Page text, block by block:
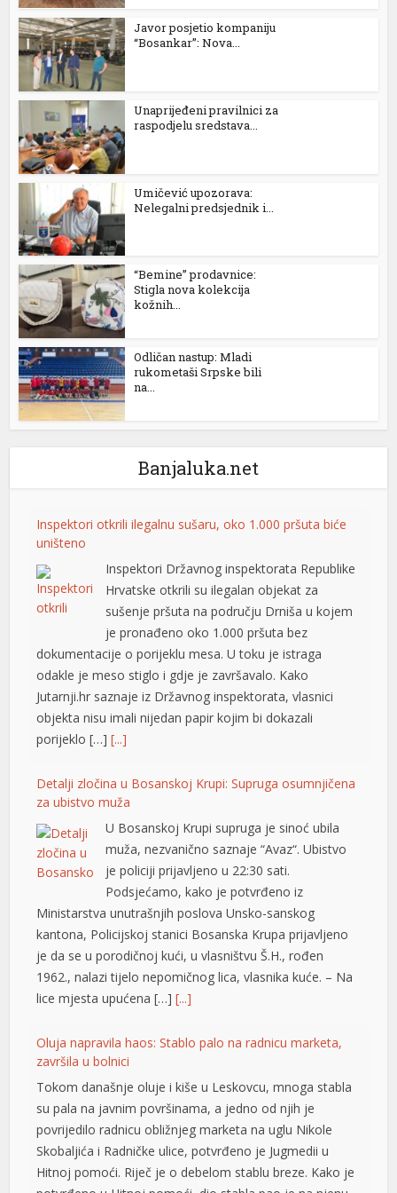
Javor posjetio kompaniju
“Bosankar”: Nova...
Unaprijeđeni pravilnici za
raspodjelu sredstava...
Umičević upozorava:
Nelegalni predsjednik i...
“Bemine” prodavnice:
Stigla nova kolekcija
kožnih...
Odličan nastup: Mladi
rukometaši Srpske bili
na...
Banjaluka.net
Inspektori otkrili ilegalnu sušaru, oko 1.000 pršuta biće
uništeno
Inspektori Državnog inspektorata Republike
Hrvatske otkrili su ilegalan objekat za
sušenje pršuta na području Drniša u kojem
je pronađeno oko 1.000 pršuta bez
dokumentacije o porijeklu mesa. U toku je istraga
odakle je meso stiglo i gdje je završavalo. Kako
Jutarnji.hr saznaje iz Državnog inspektorata, vlasnici
objekta nisu imali nijedan papir kojim bi dokazali
porijeklo […][...]
Detalji zločina u Bosanskoj Krupi: Supruga osumnjičena
za ubistvo muža
U Bosanskoj Krupi supruga je sinoć ubila
muža, nezvanično saznaje “Avaz“. Ubistvo
je policiji prijavljeno u 22:30 sati.
Podsjećamo, kako je potvrđeno iz
Ministarstva unutrašnjih poslova Unsko-sanskog
kantona, Policijskoj stanici Bosanska Krupa prijavljeno
je da se u porodičnoj kući, u vlasništvu Š.H., rođen
1962., nalazi tijelo nepomičnog lica, vlasnika kuće. – Na
lice mjesta upućena […][...]
Oluja napravila haos: Stablo palo na radnicu marketa,
završila u bolnici
Tokom današnje oluje i kiše u Leskovcu, mnoga stabla
su pala na javnim površinama, a jedno od njih je
povrijedilo radnicu obližnjeg marketa na uglu Nikole
Skobaljića i Radničke ulice, potvrđeno je Jugmedii u
Hitnoj pomoći. Riječ je o debelom stablu breze. Kako je